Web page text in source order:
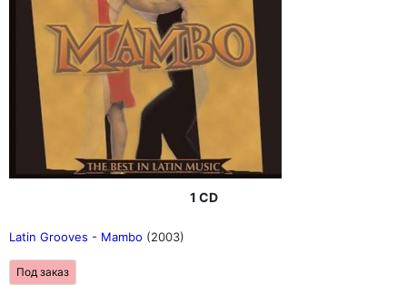
1 CD
Latin Grooves - Mambo (2003)
Под заказ